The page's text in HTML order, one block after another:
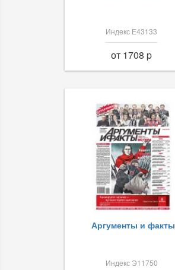
Индекс Е43133
от 1708 p
Аргументы и факты
Индекс Э11750